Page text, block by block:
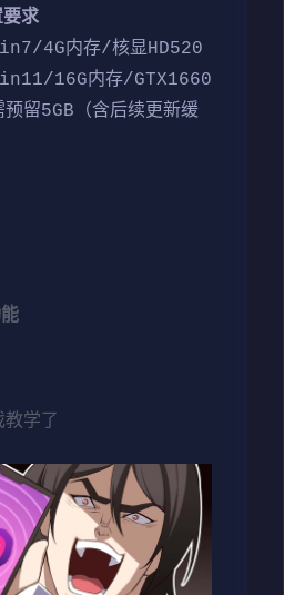
求
4G内存/核显HD520
16G内存/GTX1660
预留5GB（含后续更新缓
学了